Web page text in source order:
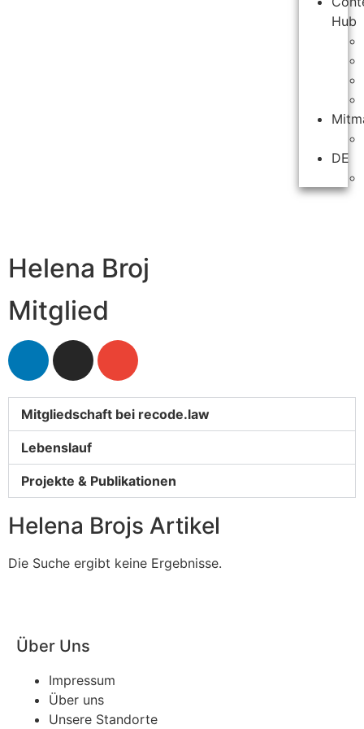
Hub
DE
Helena Broj
Mitglied
Mitgliedschaft bei recode.law
Lebenslauf
Projekte & Publikationen
Helena Brojs Artikel
Die Suche ergibt keine Ergebnisse.
Über Uns
Impressum
Über uns
Unsere Standorte